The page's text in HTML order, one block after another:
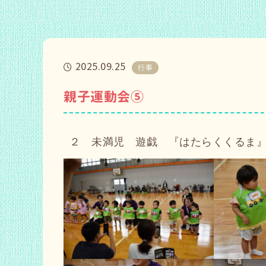
2025.09.25 行事
親子運動会⑤
２ 未満児 遊戯 『はたらくくるま